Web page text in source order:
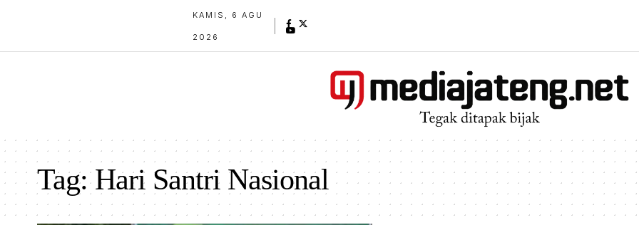
KAMIS, 6 AGU
2026
Tag:Hari Santri Nasional